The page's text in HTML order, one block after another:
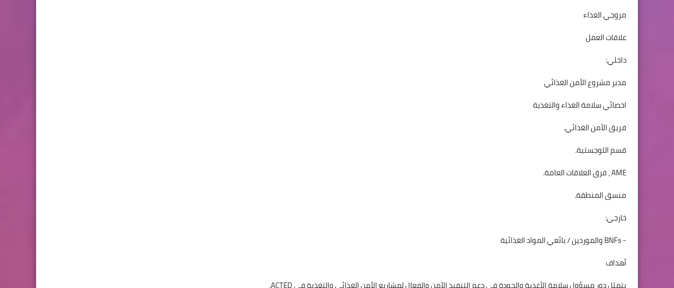
مروجي الغذاء
علاقات العمل
داخلي:
مدير مشروع الأمن الغذائي
اخصائي سلامة الغذاء والتغذية
فريق الأمن الغذائي.
قسم اللوجستية.
منسق المنطقة.
خارجي:
- BNFs والموردين / بائعي المواد الغذائية
أهداف
يتمثل دور مسؤول سلامة الأغذية والجودة في دعم التنفيذ الآمن والفعال لمشاريع الأمن الغذائي والتغذية في ACTED.